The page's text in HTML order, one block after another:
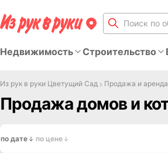
Недвижимость Строительство
Из рук в руки Цветущий Сад Продажа и
Продажа домов и
по дате по цене